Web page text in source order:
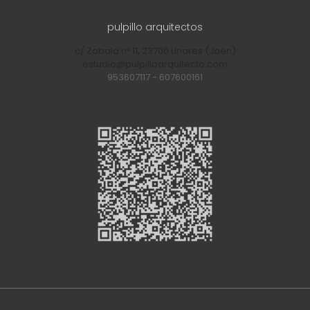
pulpillo arquitectos
953607117 - 607600161